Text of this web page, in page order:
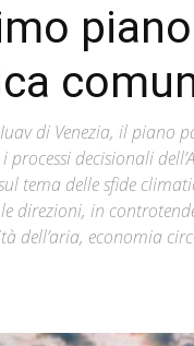
di Venezia, il
decisionali
tema delle sfide
direzioni, in
dell’aria, economia